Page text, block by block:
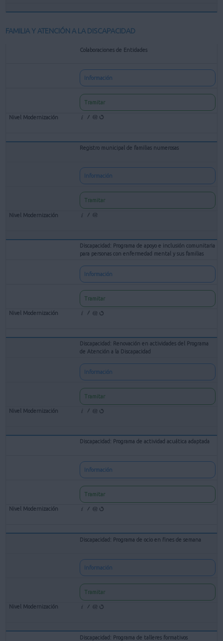
FAMILIA Y ATENCIÓN A LA DISCAPACIDAD
Colaboraciones de Entidades
Información
Tramitar
Registro municipal de familias numerosas
Información
Tramitar
Discapacidad: Programa de apoyo e inclusión comunitaria
para personas con enfermedad mental y sus familias
Información
Tramitar
Discapacidad: Renovación en actividades del Programa
de Atención a la Discapacidad
Información
Tramitar
Discapacidad: Programa de actividad acuática adaptada
Información
Tramitar
Discapacidad: Programa de ocio en fines de semana
Información
Tramitar
Discapacidad: Programa de talleres formativos